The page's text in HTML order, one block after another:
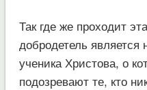
Так где же проходит
добродетель
ученика Христова, о
подозревают те, кто